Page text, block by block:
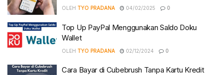
OLEH TYO PRADANA 04/02/2025 0
Top Up PayPal Menggunakan Saldo Doku
Wallet
OLEH TYO PRADANA 02/12/2024 0
Cara Bayar di Cubebrush Tanpa Kartu Kredit